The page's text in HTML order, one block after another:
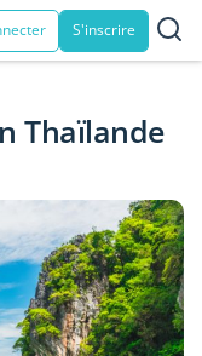
S'inscrire
Thaïlande